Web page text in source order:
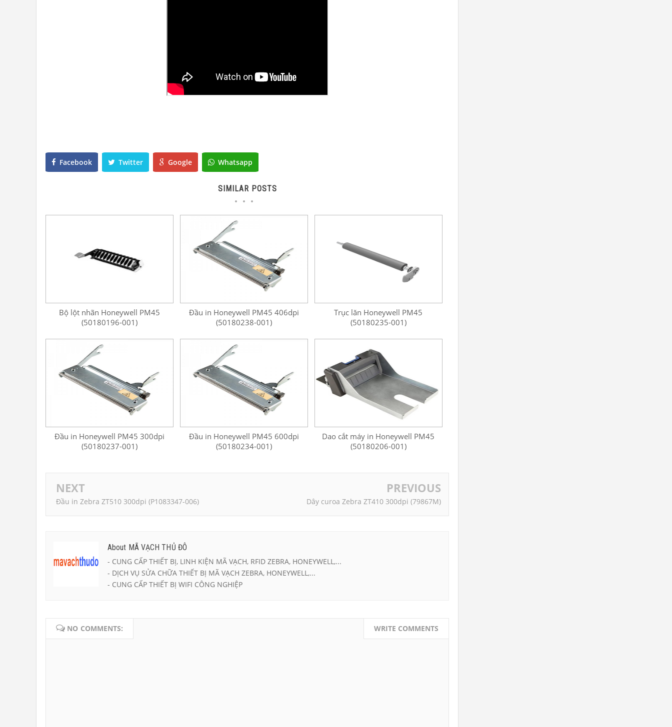
Facebook Twitter Google Whatsapp
SIMILAR POSTS
Bộ lột nhãn Honeywell PM45
(50180196-001)
Đầu in Honeywell PM45 406dpi
(50180238-001)
Trục lăn Honeywell PM45
(50180235-001)
Đầu in Honeywell PM45 300dpi
(50180237-001)
Đầu in Honeywell PM45 600dpi
(50180234-001)
Dao cắt máy in Honeywell PM45
(50180206-001)
NEXT
Đầu in Zebra ZT510 300dpi (P1083347-006)
PREVIOUS
Dây curoa Zebra ZT410 300dpi (79867M)
About MÃ VẠCH THỦ ĐÔ
- CUNG CẤP THIẾT BỊ, LINH KIỆN MÃ VẠCH, RFID ZEBRA, HONEYWELL,...
- DỊCH VỤ SỬA CHỮA THIẾT BỊ MÃ VẠCH ZEBRA, HONEYWELL,...
- CUNG CẤP THIẾT BỊ WIFI CÔNG NGHIỆP
NO COMMENTS: WRITE COMMENTS